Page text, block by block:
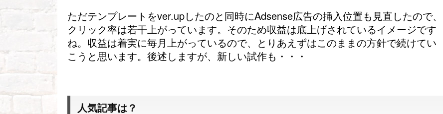
ただテンプレートをver.upしたのと同時にAdsense広告の挿入位置も見直したので、
クリック率は若干上がっています。そのため収益は底上げされているイメージです
ね。収益は着実に毎月上がっているので、とりあえずはこのままの方針で続けてい
こうと思います。後述しますが、新しい試作も・・・
人気記事は？